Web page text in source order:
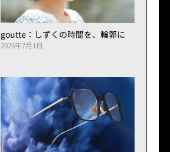
goutte：しずくの時間を、輪郭に
2026年7月1日